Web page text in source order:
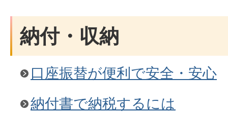
納付・収納
口座振替が便利で安全・安心
納付書で納税するには